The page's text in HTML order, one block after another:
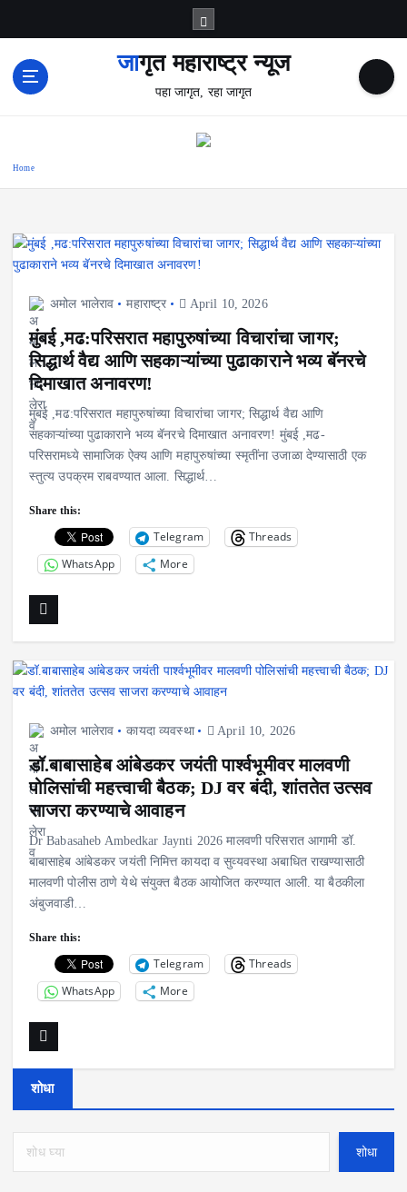
जागृत महाराष्ट्र न्यूज
पहा जागृत, रहा जागृत
Home
अमोल भालेराव महाराष्ट्र April 10, 2026
मुंबई ,मढ:परिसरात महापुरुषांच्या विचारांचा जागर;
सिद्धार्थ वैद्य आणि सहकाऱ्यांच्या पुढाकाराने भव्य बॅनरचे
दिमाखात अनावरण!
मुंबई ,मढ:परिसरात महापुरुषांच्या विचारांचा जागर; सिद्धार्थ वैद्य आणि
सहकाऱ्यांच्या पुढाकाराने भव्य बॅनरचे दिमाखात अनावरण! मुंबई ,मढ-
परिसरामध्ये सामाजिक ऐक्य आणि महापुरुषांच्या स्मृतींना उजाळा देण्यासाठी एक
स्तुत्य उपक्रम राबवण्यात आला. सिद्धार्थ…
Share this:
Telegram
Threads
WhatsApp
More
अमोल भालेराव कायदा व्यवस्था April 10, 2026
डॉ.बाबासाहेब आंबेडकर जयंती पार्श्वभूमीवर मालवणी
पोलिसांची महत्त्वाची बैठक; DJ वर बंदी, शांततेत उत्सव
साजरा करण्याचे आवाहन
Dr Babasaheb Ambedkar Jaynti 2026 मालवणी परिसरात आगामी डॉ.
बाबासाहेब आंबेडकर जयंती निमित्त कायदा व सुव्यवस्था अबाधित राखण्यासाठी
मालवणी पोलीस ठाणे येथे संयुक्त बैठक आयोजित करण्यात आली. या बैठकीला
अंबुजवाडी…
Share this:
Telegram
Threads
WhatsApp
More
शोधा
शोधा